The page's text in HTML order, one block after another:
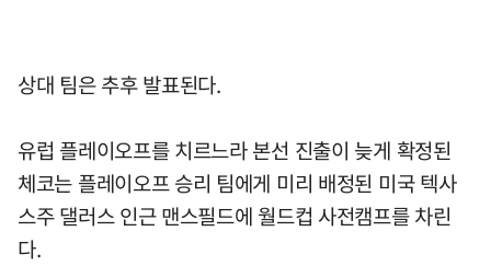
상대 팀은 추후 발표된다.
유럽 플레이오프를 치르느라 본선 진출이 늦게 확정된
체코는 플레이오프 승리 팀에게 미리 배정된 미국 텍사
스주 댈러스 인근 맨스필드에 월드컵 사전캠프를 차린
다.